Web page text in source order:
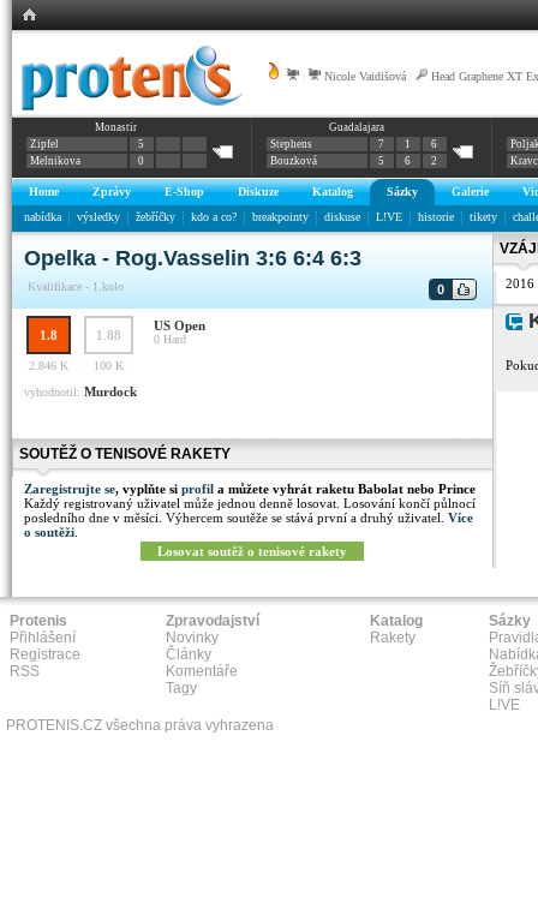
Nicole Vaidišová Head Graphene XT
Monastir
Zipfel
5
Melnikova
0
Guadalajara
Stephens
7 1
6
Bouzková
5 6 2
Home Zprávy E-Shop Diskuze Katalog Sázky Galerie
nabídka
výsledky žebříčky kdo a co? breakpointy diskuse L!VE historie tikety
Opelka - Rog.Vasselin 3:6 6:4 6:3
Kvalifikace - 1.kolo 0
1.8 1.88
US Open
0 Hard
2.846 K
100 K
vyhodnotil: Murdock
SOUTĚŽ O TENISOVÉ RAKETY
Zaregistrujte se, vyplňte si profil a můžete vyhrát raketu Babolat nebo Prince
Každý registrovaný uživatel může jednou denně losovat. Losování končí půlnocí
posledního dne v měsíci. Výhercem soutěže se stává první a druhý uživatel. Více
o soutěži
Losovat soutěž o tenisové rakety
2016
Protenis
Přihlášení
Registrace
RSS
Zpravodajství
Novinky
Články
Komentáře
Tagy
Katalog
Rakety
Sázky
Síň
L!VE
PROTENIS.CZ všechna práva vyhrazena